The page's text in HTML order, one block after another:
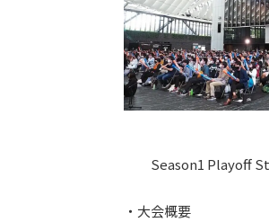
Season1 Playoff
・大会概要